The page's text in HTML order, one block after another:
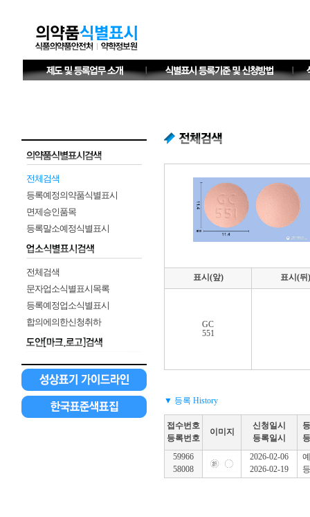
전체검색
등록예정의약품식별표시
면제승인품목
등록말소예정식별표시
전체검색
문자업소식별표시목록
등록예정업소식별표시
합의에의한신청취하
표시(앞) 표시(뒤)
GC
551
▼ 등록 History
접수번호
등록번호
이미지
신청일시
등록일시
59966
58008
2026-02-06
2026-02-19